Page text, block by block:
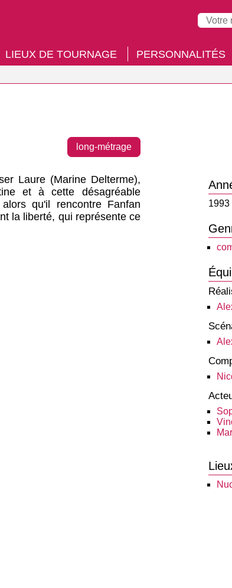
LIEUX DE TOURNAGE PERSONNALITÉS
long-métrage
Laure (Marine Delterme),
et à cette désagréable
qu'il rencontre Fanfan
la liberté, qui représente ce
1993